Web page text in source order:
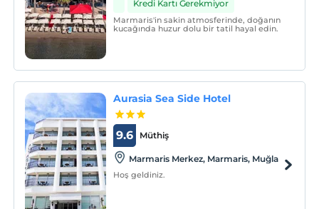
Kredi Kartı Gerekmiyor
Marmaris'in sakin atmosferinde, doğanın
kucağında huzur dolu bir tatil hayal edin.
Aurasia Sea Side Hotel
Müthiş
9.6
Marmaris Merkez, Marmaris, Muğla
Hoş geldiniz.